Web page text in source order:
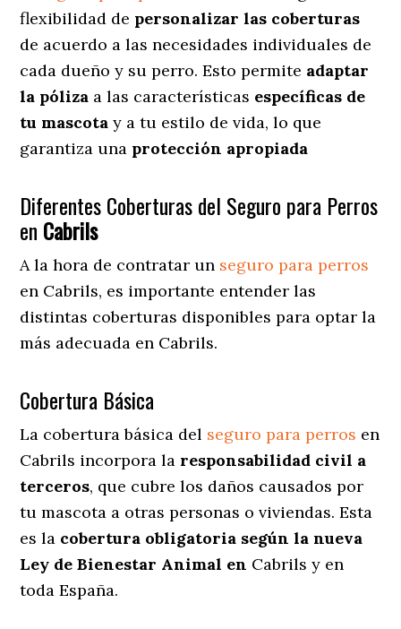
flexibilidad de personalizar las coberturas
de acuerdo a las necesidades individuales de
cada dueño y su perro. Esto permite adaptar
la póliza a las características específicas de
tu mascota y a tu estilo de vida, lo que
garantiza una protección apropiada
Diferentes Coberturas del Seguro para Perros
en Cabrils
A la hora de contratar un seguro para perros
en Cabrils, es importante entender las
distintas coberturas disponibles para optar la
más adecuada en Cabrils.
Cobertura Básica
La cobertura básica del seguro para perros en
Cabrils incorpora la responsabilidad civil a
terceros, que cubre los daños causados por
tu mascota a otras personas o viviendas. Esta
es la cobertura obligatoria según la nueva
Ley de Bienestar Animal en Cabrils y en
toda España.